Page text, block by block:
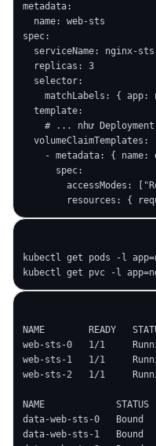
metadata:
  name: web-sts
spec:
  serviceName: nginx-sts
  replicas: 3
  selector:
matchLabels: { app:
  template:
# ... như Deployment
volumeClaimTemplates:
- metadata: { name:
      spec:
accessModes:
kubectl get pods -l
NAME        READY
web-sts-0   1/1
web-sts-1   1/1
web-sts-2   1/1
NAME             STATUS
data-web-sts-0
data-web-sts-1